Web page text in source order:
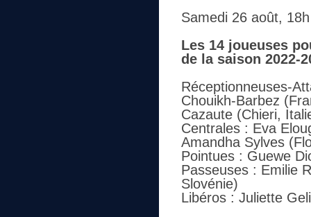
Samedi 26 août,
Les 14 joueuses
de la saison 2022-
Réceptionneuses-
Chouikh-Barbez
Cazaute (Chieri,
Centrales : Eva
Amandha Sylves
Pointues : Guewe
Passeuses : Emilie
Slovénie)
Libéros : Juliette